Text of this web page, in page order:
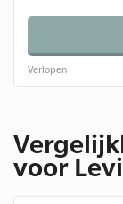
Verlopen
voor